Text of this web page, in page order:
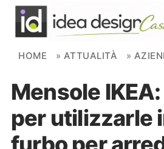
Skip to content
NOVITÀ
AMBIENTI
HOME » ATTUALITÀ »
Mensole
per utilizzarle